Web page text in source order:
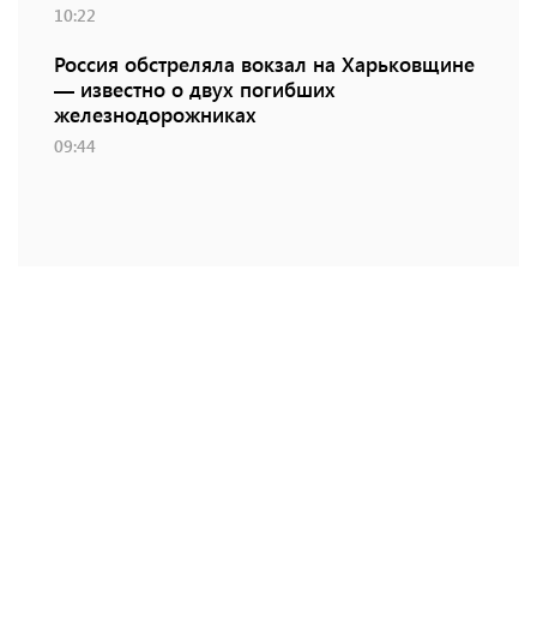
10:22
Россия обстреляла вокзал на Харьковщине
— известно о двух погибших
железнодорожниках
09:44